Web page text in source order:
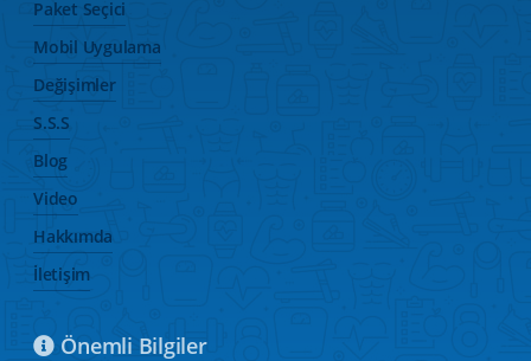
Paket Seçici
Mobil Uygulama
Değişimler
S.S.S
Blog
Video
Hakkımda
İletişim
Önemli Bilgiler